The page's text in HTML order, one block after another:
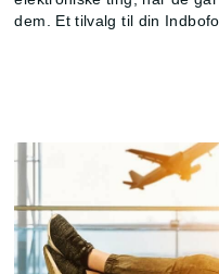
dem. Et tilvalg til din